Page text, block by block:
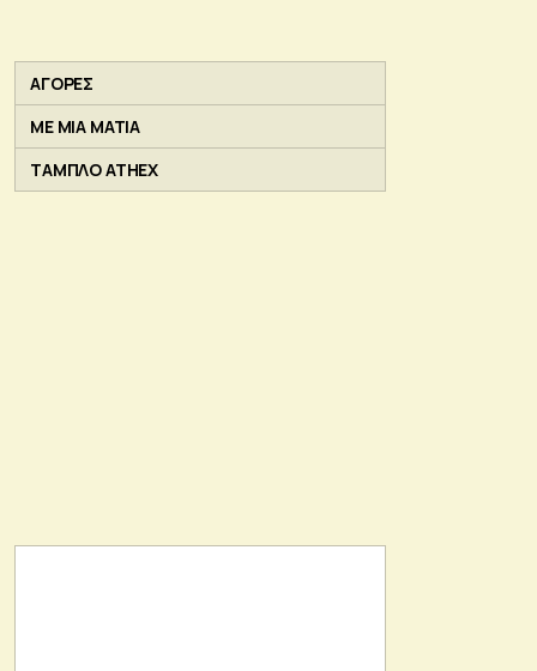
ΑΓΟΡΕΣ
ΜΕ ΜΙΑ ΜΑΤΙΑ
ΤΑΜΠΛΟ ATHEX